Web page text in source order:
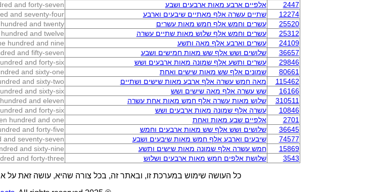
2447
אלפיים ארבע מאות ארבעים ושבע
and forty-seven
12274
שתיים עשרה אלף מאתיים שיבעים וארבע
and seventy-four
25520
עשרים וחמש אלף חמש מאות עשרים
and twenty
25312
עשרים וחמש אלף שלוש מאות שתיים עשרה
and twelve
24109
עשרים וארבע אלף מאה ותשע
hundred and nine
36657
שלושים ושש אלף שש מאות חמישים ושבע
and fifty-seven
29846
עשרים ותשע אלף שמונה מאות ארבעים ושש
and forty-six
80661
שמונים אלף שש מאות שישים ואחת
and sixty-one
115462
מאה חמש עשרה אלף ארבע מאות שישים ושתיים
and sixty-two
16166
שש עשרה אלף מאה שישים ושש
and sixty-six
310511
שלוש מאות עשרה אלף חמש מאות אחת עשרה
and eleven
10846
עשרה אלף שמונה מאות ארבעים ושש
and forty-six
2701
אלפיים שבע מאות ואחת
hundred and one
36645
שלושים ושש אלף שש מאות ארבעים וחמש
and forty-five
74577
שיבעים וארבע אלף חמש מאות שיבעים ושבע
and seventy-seven
15869
חמש עשרה אלף שמונה מאות שישים ותשע
and sixty-nine
3543
שלושת אלפים חמש מאות ארבעים ושלוש and forty-three
כל העושה שימוש במערכת זו, ובאתר זה, בכל צורה שהיא, עושה זאת על